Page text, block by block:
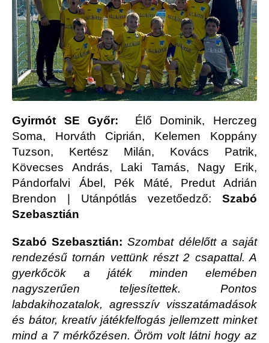
Gyirmót SE Győr: Élő Dominik, Herczeg
Soma, Horváth Ciprián, Kelemen Koppány
Tuzson, Kertész Milán, Kovács Patrik,
Kövecses András, Laki Tamás, Nagy Erik,
Pándorfalvi Ábel, Pék Máté, Predut Adrián
Brendon | Utánpótlás vezetőedző: Szabó
Szebasztián
Szabó Szebasztián: Szombat délelőtt a saját
rendezésű tornán vettünk részt 2 csapattal. A
gyerkőcök a játék minden elemében
nagyszerűen teljesítettek. Pontos
labdakihozatalok, agresszív visszatámadások
és bátor, kreatív játékfelfogás jellemzett minket
mind a 7 mérkőzésen. Öröm volt látni hogy az